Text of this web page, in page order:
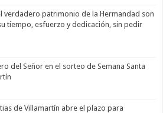
verdadero patrimonio de la Hermandad son
tiempo, esfuerzo y dedicación, sin pedir
del Señor en el sorteo de Semana Santa
de Villamartín abre el plazo para